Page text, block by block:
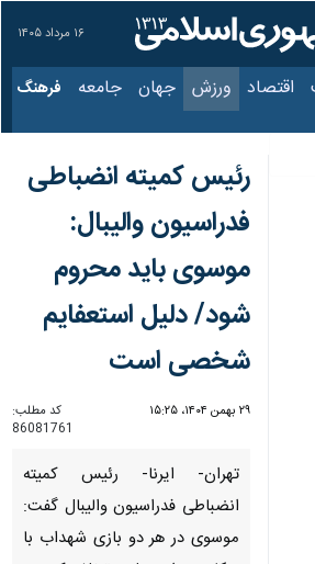
۱۶ مرداد ۱۴۰۵
اقتصاد ورزش جهان جامعه فرهنگ
رئیس کمیته انضباطی
فدراسیون والیبال:
موسوی باید محروم
شود/ دلیل استعفایم
شخصی است
۲۹ بهمن ۱۴۰۴، ۱۵:۲۵
کد مطلب:
86081761
تهران- ایرنا- رئیس کمیته
انضباطی فدراسیون والیبال گفت:
موسوی در هر دو بازی شهداب با